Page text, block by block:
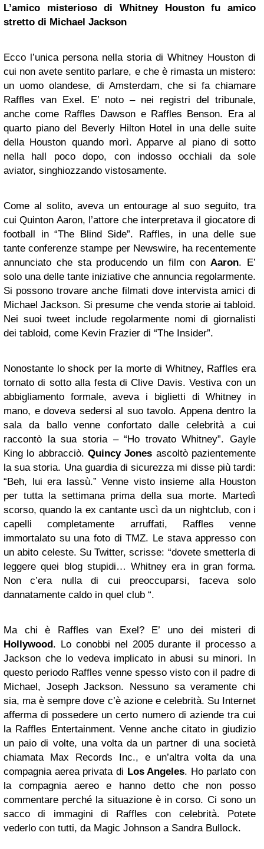
L’amico misterioso di Whitney Houston fu amico
stretto di Michael Jackson
Ecco l’unica persona nella storia di Whitney Houston di
cui non avete sentito parlare, e che è rimasta un mistero:
un uomo olandese, di Amsterdam, che si fa chiamare
Raffles van Exel. E’ noto – nei registri del tribunale,
anche come Raffles Dawson e Raffles Benson. Era al
quarto piano del Beverly Hilton Hotel in una delle suite
della Houston quando morì. Apparve al piano di sotto
nella hall poco dopo, con indosso occhiali da sole
aviator, singhiozzando vistosamente.
Come al solito, aveva un entourage al suo seguito, tra
cui Quinton Aaron, l’attore che interpretava il giocatore di
football in “The Blind Side”. Raffles, in una delle sue
tante conferenze stampe per Newswire, ha recentemente
annunciato che sta producendo un film conAaron. E’
solo una delle tante iniziative che annuncia regolarmente.
Si possono trovare anche filmati dove intervista amici di
Michael Jackson. Si presume che venda storie ai tabloid.
Nei suoi tweet include regolarmente nomi di giornalisti
dei tabloid, come Kevin Frazier di “The Insider”.
Nonostante lo shock per la morte di Whitney, Raffles era
tornato di sotto alla festa di Clive Davis. Vestiva con un
abbigliamento formale, aveva i biglietti di Whitney in
mano, e doveva sedersi al suo tavolo. Appena dentro la
sala da ballo venne confortato dalle celebrità a cui
raccontò la sua storia – “Ho trovato Whitney”. Gayle
King lo abbracciò. Quincy Jones ascoltò pazientemente
la sua storia. Una guardia di sicurezza mi disse più tardi:
“Beh, lui era lassù.” Venne visto insieme alla Houston
per tutta la settimana prima della sua morte. Martedì
scorso, quando la ex cantante uscì da un nightclub, con i
capelli completamente arruffati, Raffles venne
immortalato su una foto di TMZ. Le stava appresso con
un abito celeste. Su Twitter, scrisse: “dovete smetterla di
leggere quei blog stupidi… Whitney era in gran forma.
Non c’era nulla di cui preoccuparsi, faceva solo
dannatamente caldo in quel club “.
Ma chi è Raffles van Exel? E’ uno dei misteri di
Hollywood . Lo conobbi nel 2005 durante il processo a
Jackson che lo vedeva implicato in abusi su minori. In
questo periodo Raffles venne spesso visto con il padre di
Michael, Joseph Jackson. Nessuno sa veramente chi
sia, ma è sempre dove c’è azione e celebrità. Su Internet
afferma di possedere un certo numero di aziende tra cui
la Raffles Entertainment. Venne anche citato in giudizio
un paio di volte, una volta da un partner di una società
chiamata Max Records Inc., e un’altra volta da una
compagnia aerea privata di Los Angeles. Ho parlato con
la compagnia aereo e hanno detto che non posso
commentare perché la situazione è in corso. Ci sono un
sacco di immagini di Raffles con celebrità. Potete
vederlo con tutti, da Magic Johnson a Sandra Bullock.